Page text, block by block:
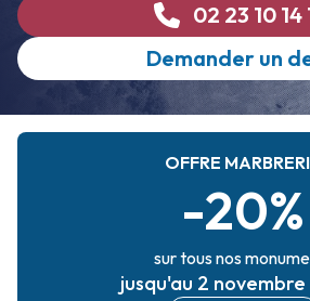
02 23 10 14
Demander un
OFFRE
-20%
sur tous nos
jusqu'au 2